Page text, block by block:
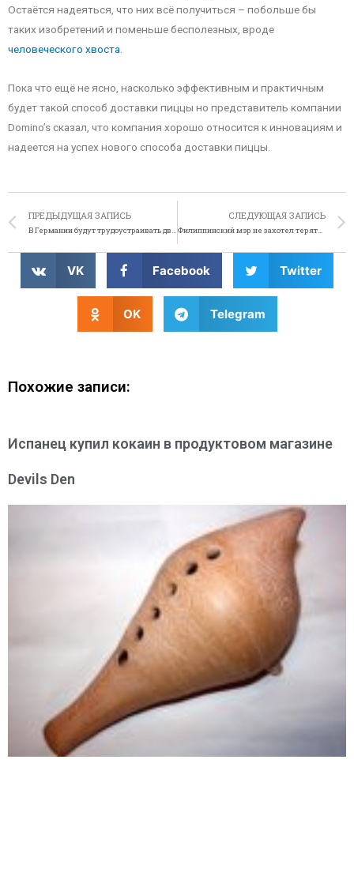
Остаётся надеяться, что них всё получиться – побольше бы
таких изобретений и поменьше бесполезных, вроде
человеческого хвоста
Пока что ещё не ясно, насколько эффективным и практичным
будет такой способ доставки пиццы но представитель компании
Domino’s сказал, что компания хорошо относится к инновациям и
надеется на успех нового способа доставки пиццы.
ПРЕДЫДУЩАЯ ЗАПИСЬ
В Германии будут трудоустраивать двухголовых существ
СЛЕДУЮЩАЯ ЗАПИСЬ
Филиппинский мэр не захотел терять крокодила
VK Facebook Twitter
OK Telegram
Похожие записи:
Испанец купил кокаин в продуктовом магазине
Devils Den